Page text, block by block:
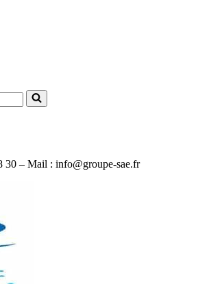
30 – Mail : info@groupe-sae.fr